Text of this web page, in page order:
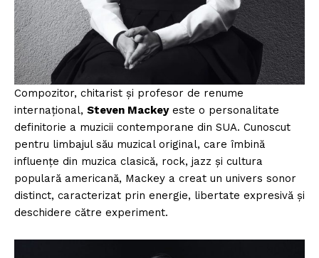
Compozitor, chitarist și profesor de renume
internațional, Steven Mackeyeste o personalitate
definitorie a muzicii contemporane din SUA. Cunoscut
pentru limbajul său muzical original, care îmbină
influențe din muzica clasică, rock, jazz și cultura
populară americană, Mackey a creat un univers sonor
distinct, caracterizat prin energie, libertate expresivă și
deschidere către experiment.